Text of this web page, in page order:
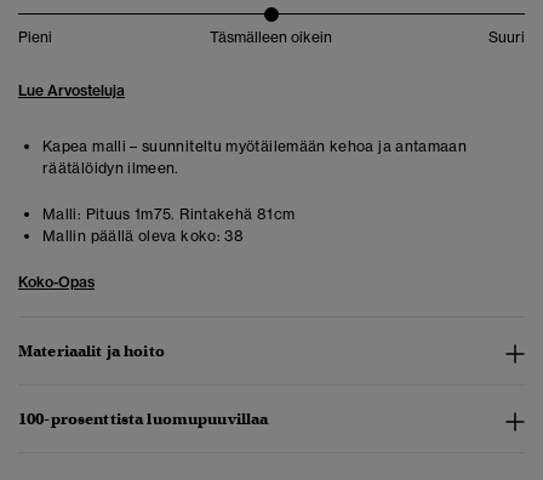
Pieni Täsmälleen oikein Suuri
Lue Arvosteluja
Kapea malli – suunniteltu myötäilemään kehoa ja antamaan
räätälöidyn ilmeen.
Malli: Pituus 1m75. Rintakehä 81cm
Mallin päällä oleva koko: 38
Koko-Opas
Materiaalit ja hoito
100-prosenttista luomupuuvillaa